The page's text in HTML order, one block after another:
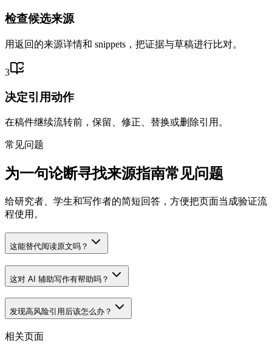
检查候选来源
用返回的来源详情和 snippets，把证据与草稿进行比对。
3
决定引用动作
在稿件继续流转前，保留、修正、替换或删除引用。
常见问题
为一句论断寻找来源指南常见问题
给研究者、学生和写作者的简短回答，方便把页面当成验证流
程使用。
这能替代阅读原文吗？
这对 AI 辅助写作有帮助吗？
发现高风险引用后该怎么办？
相关页面